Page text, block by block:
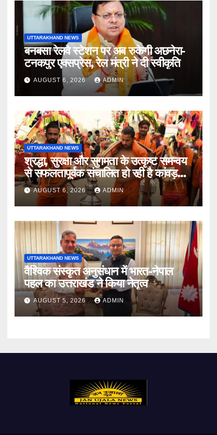
UTTARAKHAND NEWS
बनबसा रेलवे स्टेशन पर अब रुकेगी अछनेरा-
टनकपुर एक्सप्रेस, रेल मंत्री ने दी स्वीकृति
AUGUST 6, 2026 ADMIN
UTTARAKHAND NEWS
श्रद्धा, सुरक्षा और सुगमता के उत्कृष्ट समन्वय
से सफलतापूर्वक संचालित हो रही है कांवड़
यात्रा
AUGUST 6, 2026 ADMIN
UTTARAKHAND NEWS
वैश्विक संस्कृत अनुसंधान में भारत-नेपाल
पहल का उत्तराखंड ने किया नेतृत्व
AUGUST 5, 2026 ADMIN